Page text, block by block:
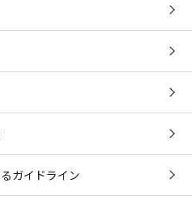
ガイドライン